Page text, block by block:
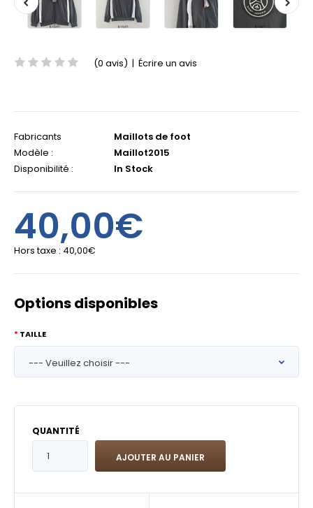
(0 avis) | Écrire un avis
Fabricants
Maillots de foot
Modèle :
Maillot2015
Disponibilité :
In Stock
40,00€
Hors taxe : 40,00€
Options disponibles
TAILLE
QUANTITÉ